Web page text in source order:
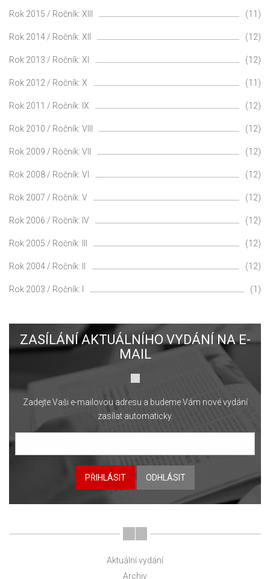
Rok 2015 / Ročník: XIII (11)
Rok 2014 / Ročník: XII (12)
Rok 2013 / Ročník: XI (12)
Rok 2012 / Ročník: X (11)
Rok 2011 / Ročník: IX (12)
Rok 2010 / Ročník: VIII (12)
Rok 2009 / Ročník: VII (12)
Rok 2008 / Ročník: VI (12)
Rok 2007 / Ročník: V (12)
Rok 2006 / Ročník: IV (12)
Rok 2005 / Ročník: III (12)
Rok 2004 / Ročník: II (12)
Rok 2003 / Ročník: I (1)
ZASÍLÁNÍ AKTUÁLNÍHO VYDÁNÍ NA E-
MAIL
Zadejte Vaši e-mailovou adresu a budeme Vám nové vydání
zasílat automaticky.
PŘIHLÁSIT ODHLÁSIT
Aktuální vydání
Archiv